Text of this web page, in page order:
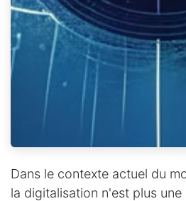
Dans le contexte actuel du
la digitalisation n'est plus